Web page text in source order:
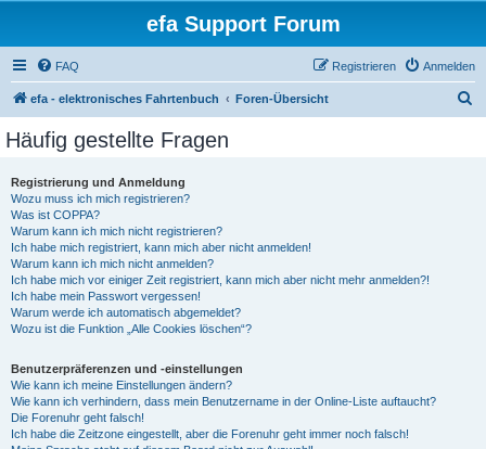
efa Support Forum
FAQ Anmelden
Registrieren
efa - elektronisches Fahrtenbuch Foren-Übersicht
Häufig gestellte Fragen
Registrierung und Anmeldung
Wozu muss ich mich registrieren?
Was ist COPPA?
Warum kann ich mich nicht registrieren?
Ich habe mich registriert, kann mich aber nicht anmelden!
Warum kann ich mich nicht anmelden?
Ich habe mich vor einiger Zeit registriert, kann mich aber nicht mehr anmelden?!
Ich habe mein Passwort vergessen!
Warum werde ich automatisch abgemeldet?
Wozu ist die Funktion „Alle Cookies löschen“?
Benutzerpräferenzen und -einstellungen
Wie kann ich meine Einstellungen ändern?
Wie kann ich verhindern, dass mein Benutzername in der Online-Liste auftaucht?
Die Forenuhr geht falsch!
Ich habe die Zeitzone eingestellt, aber die Forenuhr geht immer noch falsch!